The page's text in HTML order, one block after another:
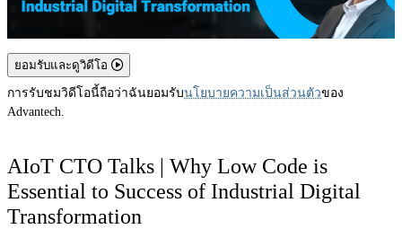
ยอมรับและดูวิดีโอ
การรับชมวิดีโอนี้ถือว่าฉันยอมรับนโยบายความเป็นส่วนตัวของ
Advantech.
AIoT CTO Talks | Why Low Code is
Essential to Success of Industrial Digital
Transformation